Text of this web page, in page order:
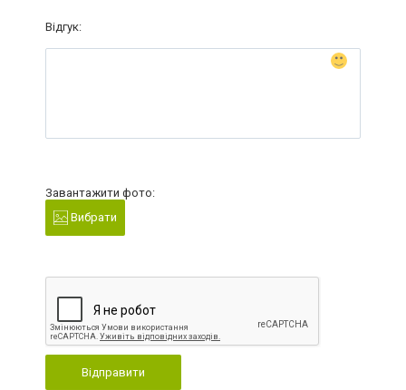
Відгук:
Завантажити фото:
Вибрати
Відправити